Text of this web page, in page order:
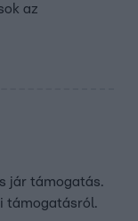
az
jár támogatás.
támogatásról.